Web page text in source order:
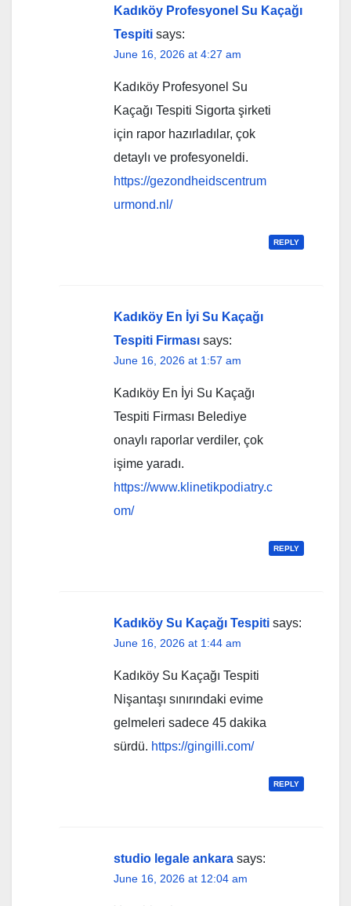
Kadıköy Profesyonel Su Kaçağı
Tespiti says:
June 16, 2026 at 4:27 am
Kadıköy Profesyonel Su
Kaçağı Tespiti Sigorta şirketi
için rapor hazırladılar, çok
detaylı ve profesyoneldi.
https://gezondheidscentrum
urmond.nl/
REPLY
Kadıköy En İyi Su Kaçağı
Tespiti Firması says:
June 16, 2026 at 1:57 am
Kadıköy En İyi Su Kaçağı
Tespiti Firması Belediye
onaylı raporlar verdiler, çok
işime yaradı.
https://www.klinetikpodiatry.c
om/
REPLY
Kadıköy Su Kaçağı Tespiti says:
June 16, 2026 at 1:44 am
Kadıköy Su Kaçağı Tespiti
Nişantaşı sınırındaki evime
gelmeleri sadece 45 dakika
sürdü. https://gingilli.com/
REPLY
studio legale ankara says:
June 16, 2026 at 12:04 am